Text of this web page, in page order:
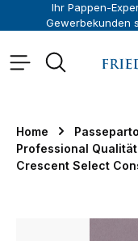
springen
Ihr Pappen-
Gewerbekunden
Home
Professional
Crescent Select